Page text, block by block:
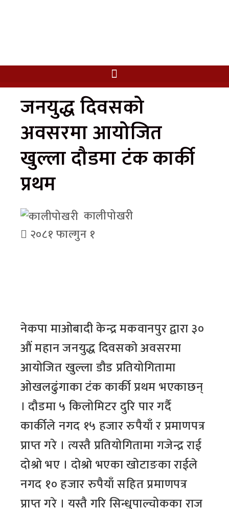
जनयुद्ध दिवसको
अवसरमा आयोजित
खुल्ला दौडमा टंक कार्की
प्रथम
कालीपोखरी
२०८१ फाल्गुन १
नेकपा माओबादी केन्द्र मकवानपुर द्वारा ३०
औं महान जनयुद्ध दिवसको अवसरमा
आयोजित खुल्ला डौड प्रतियोगितामा
ओखलढुंगाका टंक कार्की प्रथम भएकाछन्
। दौडमा ५ किलोमिटर दुरि पार गर्दै
कार्कीले नगद १५ हजार रुपैयाँ र प्रमाणपत्र
प्राप्त गरे । त्यस्तै प्रतियोगितामा गजेन्द्र राई
दोश्रो भए । दोश्रो भएका खोटाङका राईले
नगद १० हजार रुपैयाँ सहित प्रमाणपत्र
प्राप्त गरे । यस्तै गरि सिन्धुपाल्चोकका राज